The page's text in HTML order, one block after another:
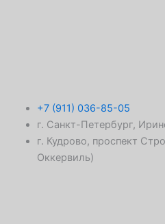
+7 (911) 036-85-05
г. Санкт-Петербург,
г. Кудрово, проспект
Оккервиль)